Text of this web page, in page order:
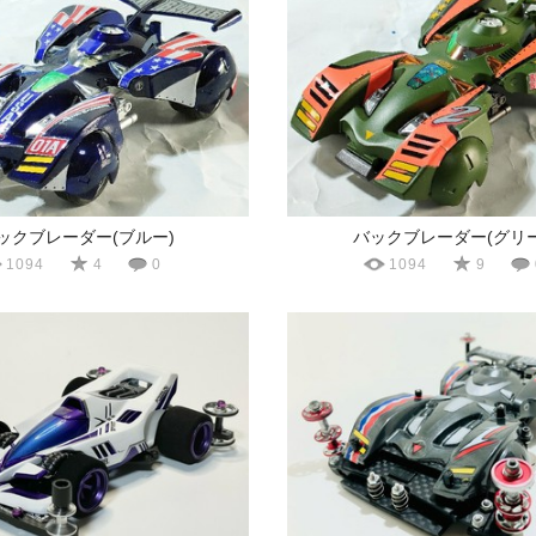
クブレーダー(ブルー)
1094 4 0
バックブレーダー(グリ
1094 9